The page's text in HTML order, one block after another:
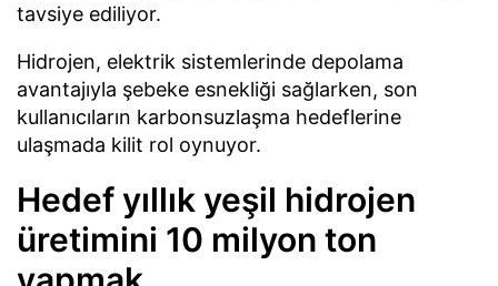
tavsiye ediliyor.
Hidrojen, elektrik sistemlerinde depolama
avantajıyla şebeke esnekliği sağlarken, son
kullanıcıların karbonsuzlaşma hedeflerine
ulaşmada kilit rol oynuyor.
Hedef yıllık yeşil hidrojen
üretimini 10 milyon ton